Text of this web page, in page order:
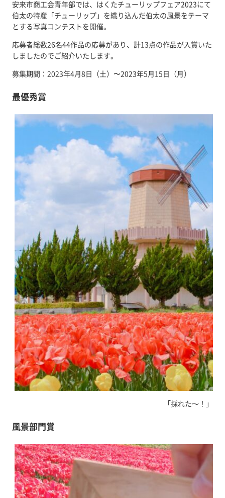
安来市商工会青年部では、はくたチューリップフェア2023にて
伯太の特産「チューリップ」を織り込んだ伯太の風景をテーマ
とする写真コンテストを開催。
応募者総数26名44作品の応募があり、計13点の作品が入賞いた
しましたのでご紹介いたします。
募集期間：2023年4月8日（土）〜2023年5月15日（月）
最優秀賞
「採れた～！」
風景部門賞